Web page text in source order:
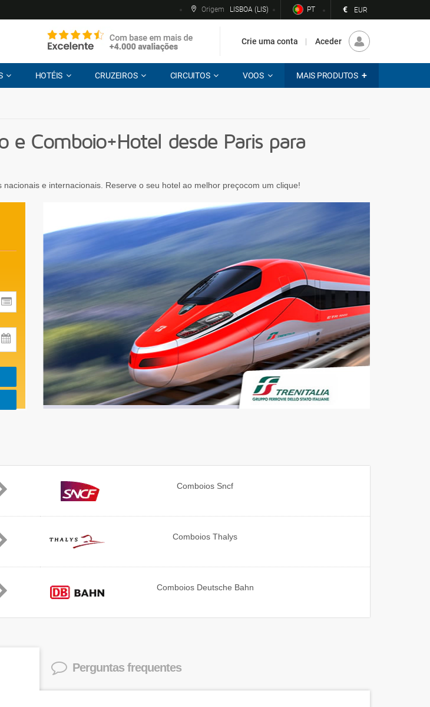
Origem LISBOA (LIS) PT € EUR
Crie uma conta Aceder
HOTÉIS CRUZEIROS CIRCUITOS VOOS MAIS PRODUTOS
Comboio+Hotel desde Paris para
e internacionais. Reserve o seu hotel ao melhor preçocom um clique!
Comboios Sncf
Comboios Thalys
Comboios Deutsche Bahn
Perguntas frequentes